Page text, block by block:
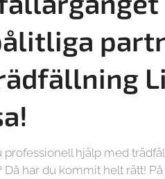
professionell hjälp med
Då har du kommit helt rätt! På